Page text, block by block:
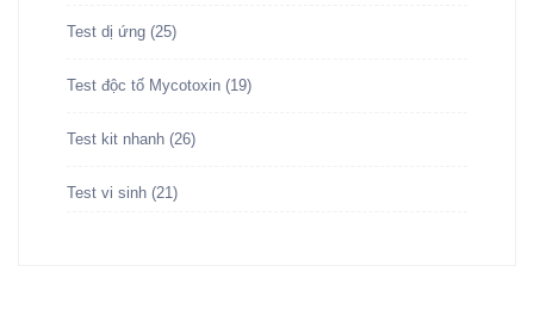
Test dị ứng (25)
Test độc tố Mycotoxin (19)
Test kit nhanh (26)
Test vi sinh (21)